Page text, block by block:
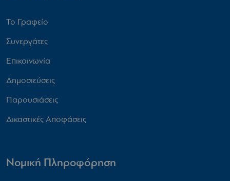
Το Γραφείο
Συνεργάτες
Επικοινωνία
Δημοσιεύσεις
Παρουσιάσεις
Δικαστικές Αποφάσεις
Νομική Πληροφόρηση